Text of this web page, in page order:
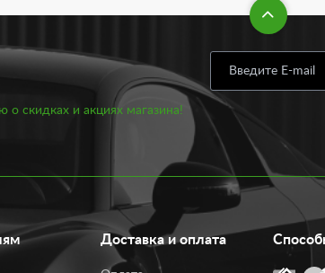
скидках и акциях магазина!
Доставка и оплата